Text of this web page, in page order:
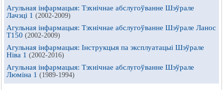
Агульная інфармацыя: Тэхнічнае абслугоўванне Шэўрале
Лачэці 1 (2002-2009)
Агульная інфармацыя: Тэхнічнае абслугоўванне Шэўрале Ланос
Т150 (2002-2009)
Агульная інфармацыя: Інструкцыя па эксплуатацыі Шэўрале
Ніва 1 (2002-2016)
Агульная інфармацыя: Тэхнічнае абслугоўванне Шэўрале
Люміна 1 (1989-1994)